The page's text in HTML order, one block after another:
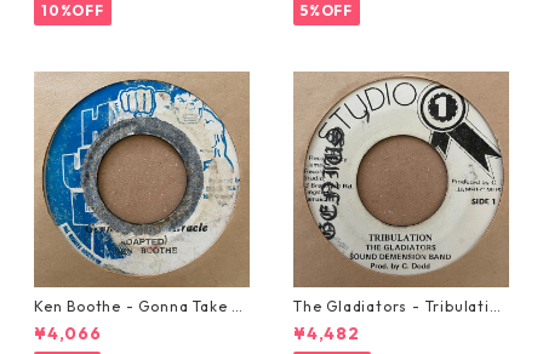
10%OFF 5%OFF
Ken Boothe - Gonna Take A
Miracle【7-21362】
¥4,066
The Gladiators - Tribulation
【7-21365】
¥4,482